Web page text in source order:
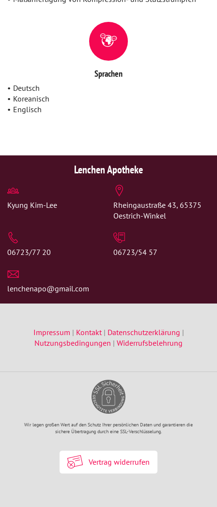
Sprachen
Deutsch
Koreanisch
Englisch
Lenchen Apotheke
Kyung Kim-Lee
Rheingaustraße 43, 65375
Oestrich-Winkel
06723/77 20 06723/54 57
lenchenapo@gmail.com
Impressum | Kontakt| Datenschutzerklärung |
Nutzungsbedingungen | Widerrufsbelehrung
Wir legen großen Wert auf den Schutz Ihrer persönlichen Daten und garantieren die
sichere Übertragung durch eine SSL-Verschlüsselung.
Vertrag widerrufen